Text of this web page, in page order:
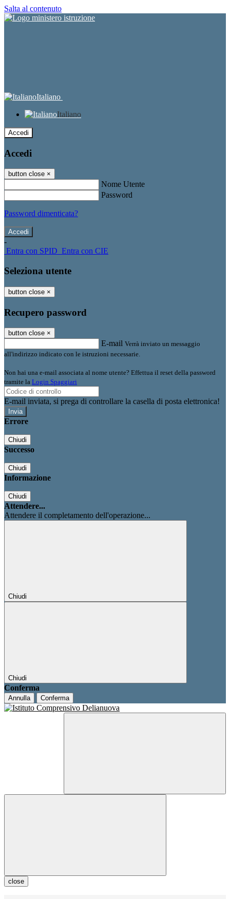
Salta al contenuto
Italiano
Italiano
Accedi
Accedi
button close ×
Nome Utente
Password
Password dimenticata?
-
Entra con SPID Entra con CIE
Seleziona utente
button close ×
Recupero password
button close ×
E-mail Verrà inviato un messaggio
all'indirizzo indicato con le istruzioni necessarie.
Non hai una e-mail associata al nome utente? Effettua il reset della password
tramite la Login Spaggiari
E-mail inviata, si prega di controllare la casella di posta elettronica!
Errore
Chiudi
Successo
Chiudi
Informazione
Chiudi
Attendere...
Attendere il completamento dell'operazione...
Chiudi
Chiudi
Conferma
Annulla Conferma
close